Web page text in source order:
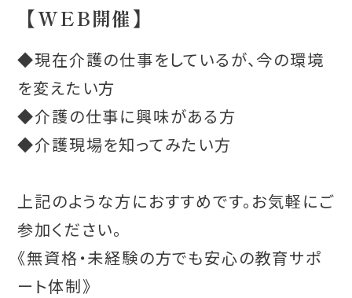
【WEB開催】
◆現在介護の仕事をしているが、今の環境
を変えたい方
◆介護の仕事に興味がある方
◆介護現場を知ってみたい方
上記のような方におすすめです。お気軽にご
参加ください。
《無資格・未経験の方でも安心の教育サポ
ート体制》